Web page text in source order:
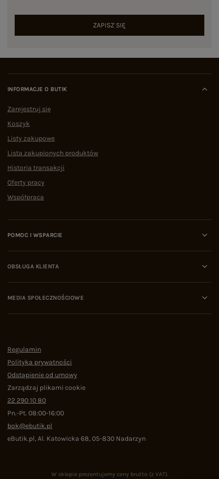
ZAPISZ SIĘ
INFORMACJE O BUTIK
Zarejestruj się
Koszyk
Listy zakupowe
Lista zakupionych produktów
Historia transakcji
Oferty pracy
Współpraca
POMOC I WSPARCIE
OBSŁUGA KLIENTA
MEDIA SPOŁECZNOŚCIOWE
Regulamin
Polityka prywatności
Odstąpienie od umowy
Zarządzaj plikami cookie
22 290 10 80
Pn.-Pt. 08:00-16:00
bok@ebutik.pl
eButik.pl,Al. Katowicka 68,05-830 Nadarzyn
W sklepie prezentujemy ceny brutto (z VAT).